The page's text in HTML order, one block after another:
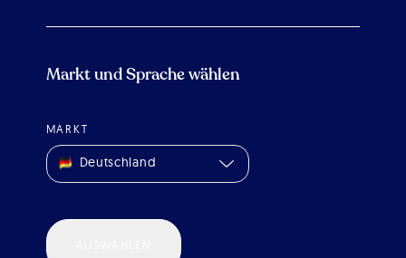
Markt und Sprache wählen
MARKT
Deutschland